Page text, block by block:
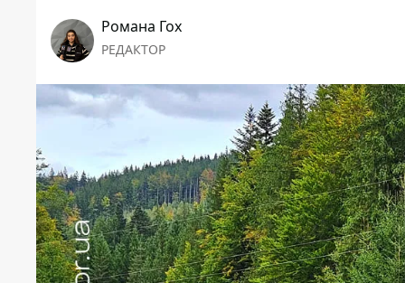
Романа Гох
РЕДАКТОР